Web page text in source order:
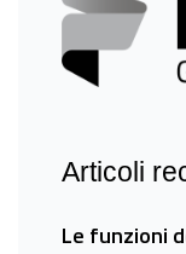
Articoli
Le funzioni